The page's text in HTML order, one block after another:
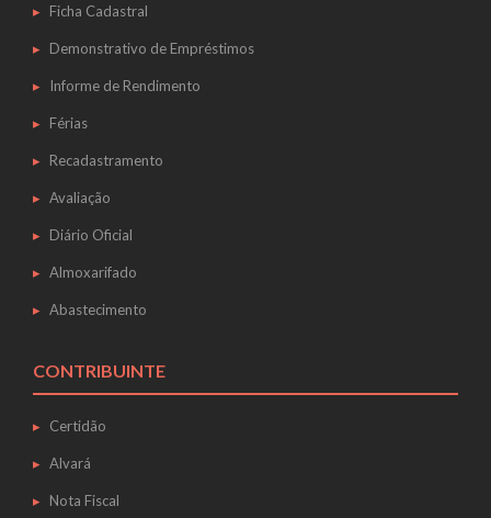
Ficha Cadastral
Demonstrativo de Empréstimos
Informe de Rendimento
Férias
Recadastramento
Avaliação
Diário Oficial
Almoxarifado
Abastecimento
CONTRIBUINTE
Certidão
Alvará
Nota Fiscal